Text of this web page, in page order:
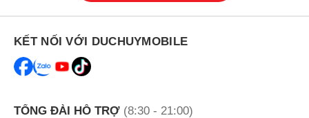
Samsung Galaxy A54 5G 256GB tích hợp cảm biến vân tay dưới
KẾT NỐI VỚI DUCHUYMOBILE
TỔNG ĐÀI HỖ TRỢ (8:30 - 21:00)